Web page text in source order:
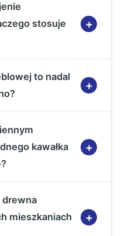
stosuje
to nadal
kawałka
drewna
mieszkaniach